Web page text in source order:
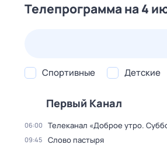
Телепрограмма на 4
Спортивные Детские
Первый Канал
06:00 Телеканал «Доброе утро.
09:45 Слово пастыря